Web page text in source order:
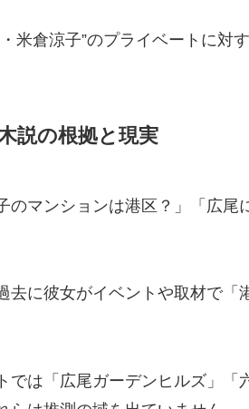
米倉涼子”のプライベートに対
説の根拠と現実
のマンションは港区？」「広
去に彼女がイベントや取材で「
では「広尾ガーデンヒルズ」